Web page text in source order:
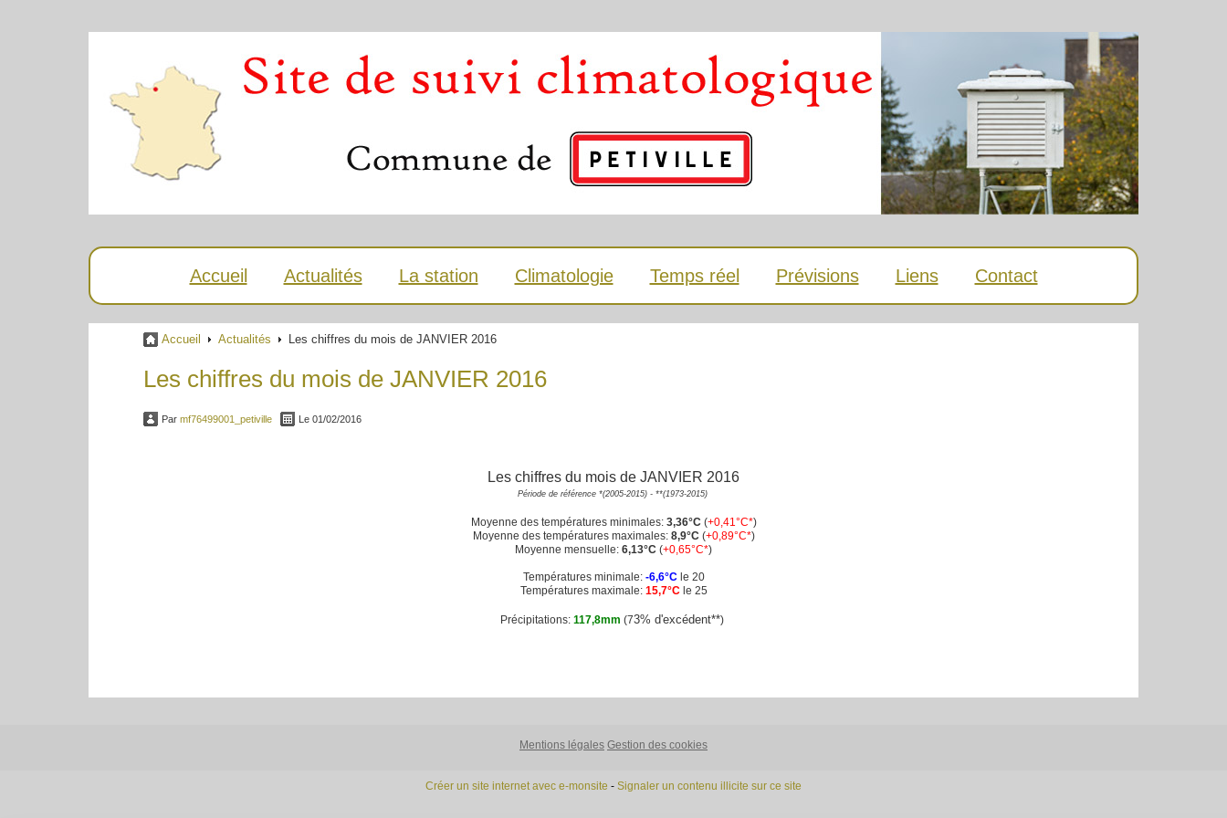
Accueil Actualités La station Climatologie Temps réel Prévisions Liens Contact
Accueil Actualités Les chiffres du mois de JANVIER 2016
Les chiffres du mois de JANVIER 2016
Par mf76499001_petiville Le 01/02/2016
Les chiffres du mois de JANVIER 2016
Période de référence *(2005-2015) - **(1973-2015)
Moyenne des températures minimales: 3,36°C(+0,41°C*)
Moyenne des températures maximales: 8,9°C(+0,89°C*)
Moyenne mensuelle: 6,13°C (+0,65°C*)
Températures minimale: -6,6°C le 20
Températures maximale: 15,7°Cle 25
Précipitations: 117,8mm (73% d'excédent**)
Mentions légales Gestion des cookies
Créer un site internet avec e-monsite - Signaler un contenu illicite sur ce site